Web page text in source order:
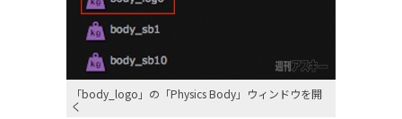
「body_logo」の「Physics Body」ウィンドウを開
く